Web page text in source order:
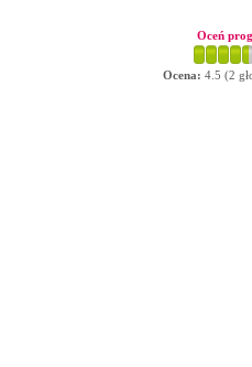
Oceń
Ocena: 4.5 (2